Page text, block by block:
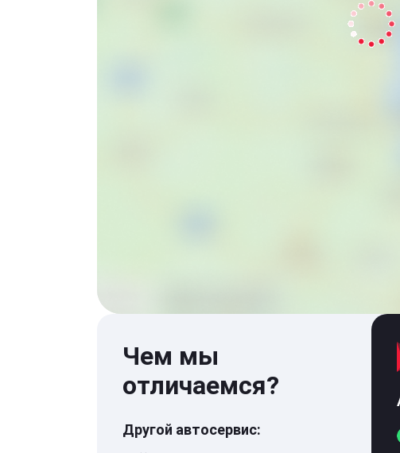
Чем мы
отличаемся?
Другой автосервис: